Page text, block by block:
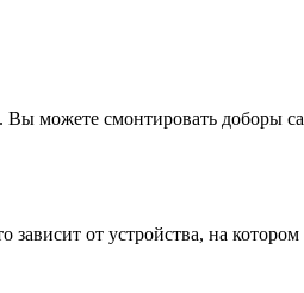
смонтировать доборы
от устройства, на